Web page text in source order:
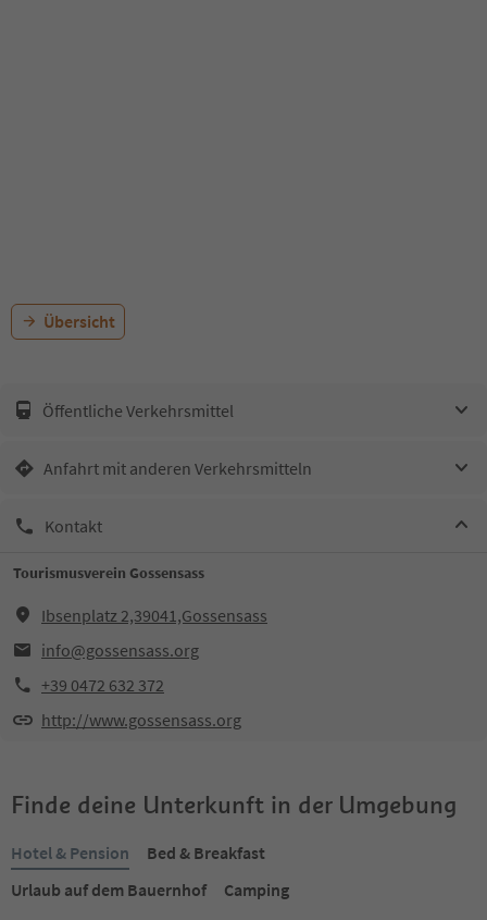
Übersicht
Öffentliche Verkehrsmittel
Anfahrt mit anderen Verkehrsmitteln
Kontakt
Tourismusverein Gossensass
Ibsenplatz 2,39041,Gossensass
info@gossensass.org
+39 0472 632 372
http://www.gossensass.org
Finde deine Unterkunft in der Umgebung
Hotel & Pension
Bed & Breakfast
Urlaub auf dem Bauernhof
Camping